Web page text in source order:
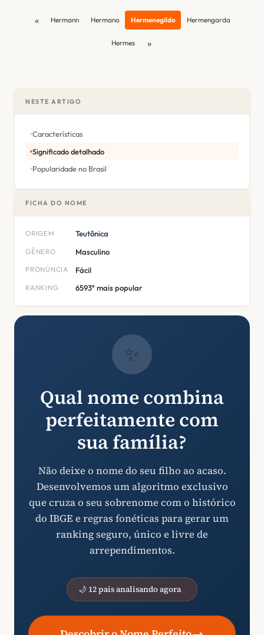
« Hermann Hermano Hermenegildo Hermengarda
Hermes »
NESTE ARTIGO
Características
Significado detalhado
Popularidade no Brasil
FICHA DO NOME
ORIGEM Teutônica
GÊNERO Masculino
PRONÚNCIA Fácil
RANKING 6593º mais popular
✨
Qual nome combina
perfeitamente com
sua família?
Não deixe o nome do seu filho ao acaso.
Desenvolvemos um algoritmo exclusivo
que cruza o seu sobrenome com o histórico
do IBGE e regras fonéticas para gerar um
ranking seguro, único e livre de
arrependimentos.
🌙 12 pais analisando agora